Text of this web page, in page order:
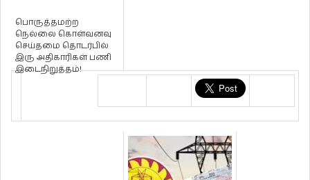
பொருத்தமற்ற
நெல்லை கொள்வனவு
செய்தமை தொடர்பில்
இரு அதிகாரிகள் பணி
இடைநிறுத்தம்!